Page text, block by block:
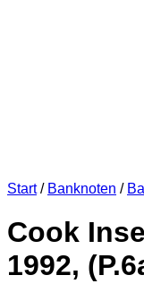
Start / Banknoten /
Cook
1992,